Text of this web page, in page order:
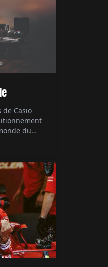
de Casio
du
son
entre
de la